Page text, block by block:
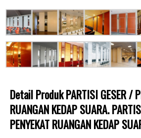
Detail Produk PARTISI GESER /
RUANGAN KEDAP SUARA.
PENYEKAT RUANGAN KEDAP